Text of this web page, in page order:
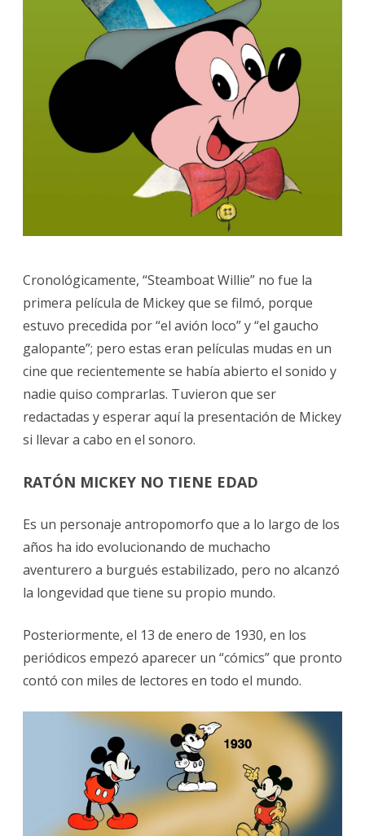
Cronológicamente, “Steamboat Willie” no fue la
primera película de Mickey que se filmó, porque
estuvo precedida por “el avión loco” y “el gaucho
galopante”; pero estas eran películas mudas en un
cine que recientemente se había abierto el sonido y
nadie quiso comprarlas. Tuvieron que ser
redactadas y esperar aquí la presentación de Mickey
si llevar a cabo en el sonoro.
RATÓN MICKEY NO TIENE EDAD
Es un personaje antropomorfo que a lo largo de los
años ha ido evolucionando de muchacho
aventurero a burgués estabilizado, pero no alcanzó
la longevidad que tiene su propio mundo.
Posteriormente, el 13 de enero de 1930, en los
periódicos empezó aparecer un “cómics” que pronto
contó con miles de lectores en todo el mundo.